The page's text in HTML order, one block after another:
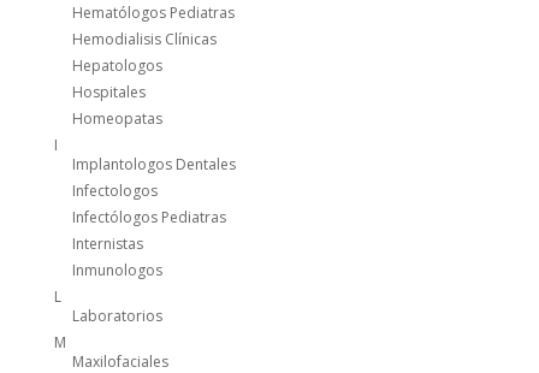
Hematólogos Pediatras
Hemodialisis Clínicas
Hepatologos
Hospitales
Homeopatas
I
Implantologos Dentales
Infectologos
Infectólogos Pediatras
Internistas
Inmunologos
L
Laboratorios
M
Maxilofaciales